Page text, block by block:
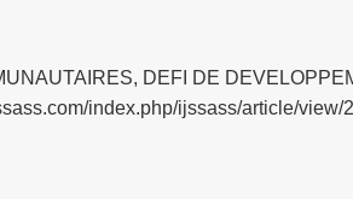
DEFI DE
index.php/ijssass/article/view/